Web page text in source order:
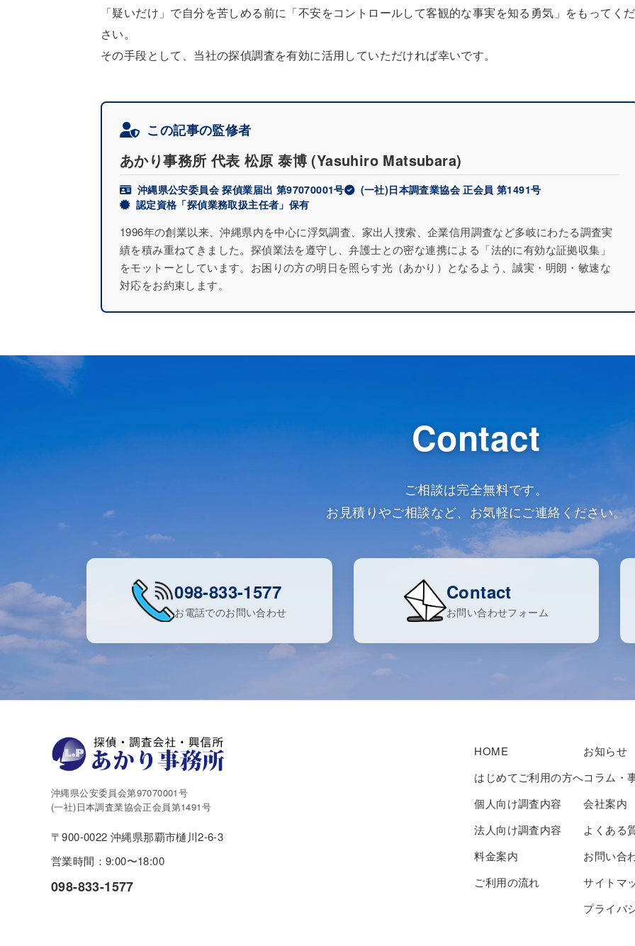
「疑いだけ」で自分を苦しめる前に「不安をコントロールして客観的な事実を知る勇気」をもってくだ
さい。
その手段として、当社の探偵調査を有効に活用していただければ幸いです。
この記事の監修者
あかり事務所 代表 松原 泰博(Yasuhiro Matsubara)
沖縄県公安委員会 探偵業届出 第97070001号
(一社)日本調査業協会 正会員 第1491号
認定資格「探偵業務取扱主任者」保有
1996年の創業以来、沖縄県内を中心に浮気調査、家出人捜索、企業信用調査など多岐にわたる調査実
績を積み重ねてきました。探偵業法を遵守し、弁護士との密な連携による「法的に有効な証拠収集」
をモットーとしています。お困りの方の明日を照らす光（あかり）となるよう、誠実・明朗・敏速な
対応をお約束します。
Contact
ご相談は完全無料です。
お見積りやご相談など、お気軽にご連絡ください。
098-833-1577
お電話でのお問い合わせ
Contact
お問い合わせフォーム
沖縄県公安委員会第97070001号
(一社)日本調査業協会正会員第1491号
〒900-0022 沖縄県那覇市樋川2-6-3
営業時間：9:00〜18:00
098-833-1577
HOME
はじめてご利用の方へ
個人向け調査内容
法人向け調査内容
料金案内
ご利用の流れ
お知らせ
コラム・
会社案内
よくある
お問い合
サイトマ
プライバ